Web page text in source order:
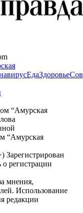
ЕдаЗдоровье
“Амурская
“Амурская
Зарегистрирован
о регистрации
мнения,
Использование
редакции